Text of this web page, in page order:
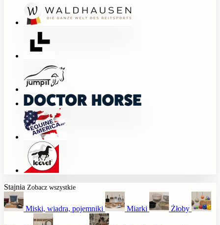
Stajnia Zobacz wszystkie
Miski, wiadra, pojemniki Miarki Żłoby